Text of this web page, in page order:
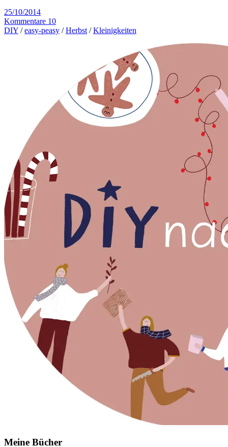
25/10/2014
Kommentare 10
DIY /easy-peasy /Herbst /Kleinigkeiten
Meine Bücher